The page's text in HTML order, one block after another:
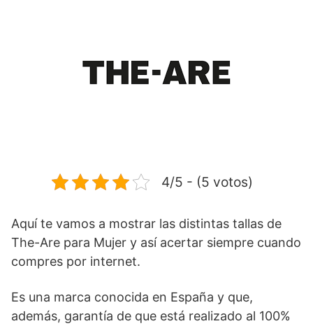
4/5 - (5 votos)
Aquí te vamos a mostrar las distintas tallas de
The-Are para Mujer y así acertar siempre cuando
compres por internet.
Es una marca conocida en España y que,
además, garantía de que está realizado al 100%